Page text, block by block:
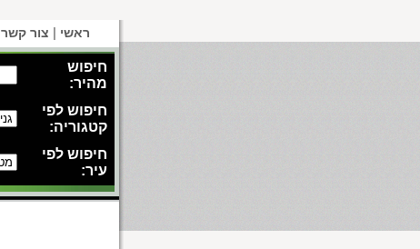
ראשי | צור קשר
חיפוש
מהיר:
חיפוש לפי
קטגוריה:
חיפוש לפי
עיר: